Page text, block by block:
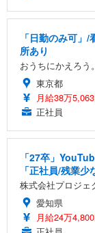
「日勤のみ可」
所あり
おうちにかえろう
東京都
月給38万
正社員
「27卒」
「正社員/残業
株式会社プロジェ
愛知県
月給24万